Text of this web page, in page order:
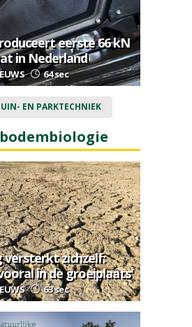
eerste 66 kN
in Nederland
64 sec
EN PARKTECHNIEK
versterkt zichzelf:
in de groeiplaats'
63 sec